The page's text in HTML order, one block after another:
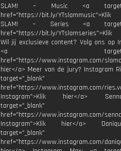
SLAM! – Music <a
href="https://bit.ly/
SLAM! – Series <a
href="https://bit.ly/
Wil jij exclusieve content? Volg ons op
<a
href="https://www.instagram.com/
hier</a> Meer van de jury? Instagram
target="_blank"
href="https://www.instagram.com/
Instagram">Klik hier</a>
target="_blank"
href="https://www.instagram.com/
Instagram">Klik hier</a>
target="_blank"
href="https://www.instagram.com/